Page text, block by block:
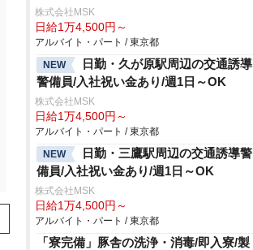
株式会社MSK
日給1万4,500円～
アルバイト・パート / 東京都
NEW
日勤・久が原駅周辺の交通誘導
警備員/入社祝い金あり/週1日～OK
株式会社MSK
日給1万4,500円～
アルバイト・パート / 東京都
NEW
日勤・三鷹駅周辺の交通誘導警
備員/入社祝い金あり/週1日～OK
株式会社MSK
日給1万4,500円～
アルバイト・パート / 東京都
「寮完備」豚舎の洗浄・消毒/即入寮/製